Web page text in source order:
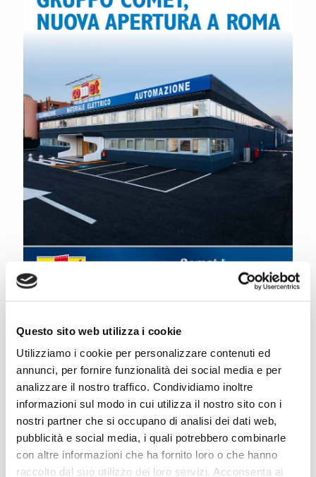
Questo sito web utilizza i cookie
Utilizziamo i cookie per personalizzare contenuti ed
annunci, per fornire funzionalità dei social media e per
analizzare il nostro traffico. Condividiamo inoltre
informazioni sul modo in cui utilizza il nostro sito con i
nostri partner che si occupano di analisi dei dati web,
pubblicità e social media, i quali potrebbero combinarle
con altre informazioni che ha fornito loro o che hanno
raccolto dal suo utilizzo dei loro servizi. Acconsenta ai
Comet+ Automazione | Aprile 2020